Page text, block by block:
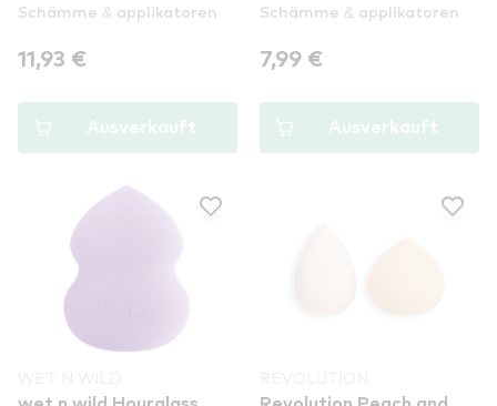
Schämme & applikatoren
11,93 €
Ausverkauft
Schämme & applikatoren
7,99 €
Ausverkauft